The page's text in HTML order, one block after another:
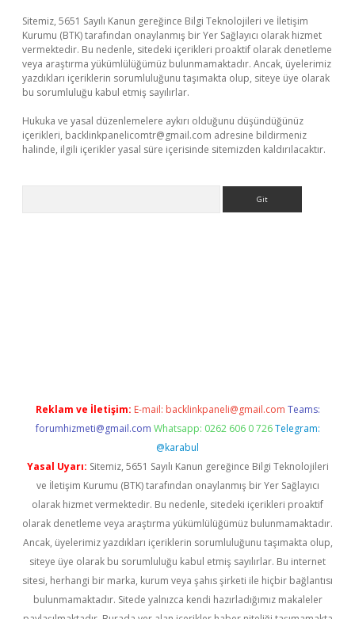
Sitemiz, 5651 Sayılı Kanun gereğince Bilgi Teknolojileri ve İletişim
Kurumu (BTK) tarafından onaylanmış bir Yer Sağlayıcı olarak hizmet
vermektedir. Bu nedenle, sitedeki içerikleri proaktif olarak denetleme
veya araştırma yükümlülüğümüz bulunmamaktadır. Ancak, üyelerimiz
yazdıkları içeriklerin sorumluluğunu taşımakta olup, siteye üye olarak
bu sorumluluğu kabul etmiş sayılırlar.
Hukuka ve yasal düzenlemelere aykırı olduğunu düşündüğünüz
içerikleri, backlinkpanelicomtr@gmail.com adresine bildirmeniz
halinde, ilgili içerikler yasal süre içerisinde sitemizden kaldırılacaktır.
Reklam ve İletişim: E-mail: backlinkpaneli@gmail.com Teams:
forumhizmeti@gmail.com Whatsapp: 0262 606 0 726 Telegram:
@karabul
Yasal Uyarı: Sitemiz, 5651 Sayılı Kanun gereğince Bilgi Teknolojileri
ve İletişim Kurumu (BTK) tarafından onaylanmış bir Yer Sağlayıcı
olarak hizmet vermektedir. Bu nedenle, sitedeki içerikleri proaktif
olarak denetleme veya araştırma yükümlülüğümüz bulunmamaktadır.
Ancak, üyelerimiz yazdıkları içeriklerin sorumluluğunu taşımakta olup,
siteye üye olarak bu sorumluluğu kabul etmiş sayılırlar. Bu internet
sitesi, herhangi bir marka, kurum veya şahıs şirketi ile hiçbir bağlantısı
bulunmamaktadır. Sitede yalnızca kendi hazırladığımız makaleler